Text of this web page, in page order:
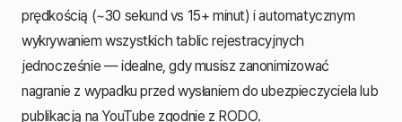
prędkością (~30 sekund vs 15+ minut) i automatycznym
wykrywaniem wszystkich tablic rejestracyjnych
jednocześnie — idealne, gdy musisz zanonimizować
nagranie z wypadku przed wysłaniem do ubezpieczyciela lub
publikacją na YouTube zgodnie z RODO.